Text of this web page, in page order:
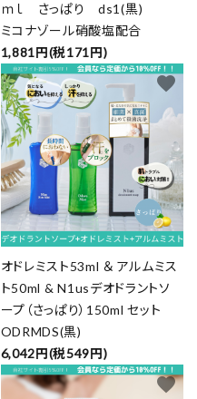
ｍｌ さっぱり ds1(黒)
ミコナゾール硝酸塩配合
1,881円(税171円)
オドレミスト53ml ＆ アルムミス
ト50ml & N1usデオドラントソ
ープ（さっぱり）150ml セット
ODRMDS(黒)
6,042円(税549円)
favorite
favorite